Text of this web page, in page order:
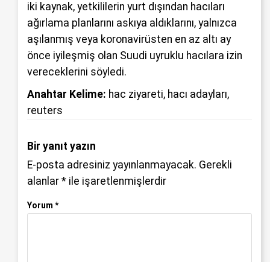
iki kaynak, yetkililerin yurt dışından hacıları
ağırlama planlarını askıya aldıklarını, yalnızca
aşılanmış veya koronavirüsten en az altı ay
önce iyileşmiş olan Suudi uyruklu hacılara izin
vereceklerini söyledi.
Anahtar Kelime: hac ziyareti, hacı adayları,
reuters
Bir yanıt yazın
E-posta adresiniz yayınlanmayacak. Gerekli
alanlar * ile işaretlenmişlerdir
Yorum *